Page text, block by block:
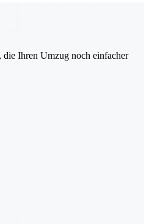
Ihren Umzug noch einfacher